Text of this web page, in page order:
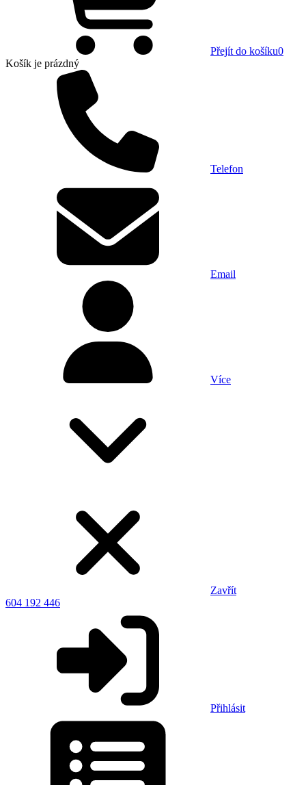
Přejít do košíku0
Košík je prázdný
Telefon
Email
Více
Zavřít
604 192 446
Přihlásit